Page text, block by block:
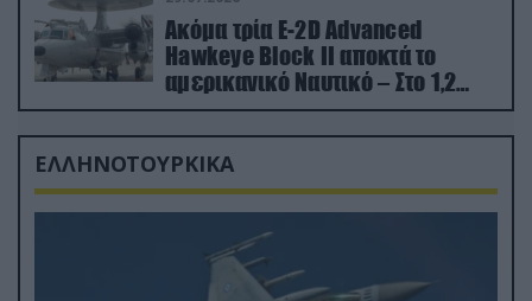
Ακόμα τρία E-2D Advanced
Hawkeye Block II αποκτά το
αμερικανικό Ναυτικό – Στο 1,2
δισ.δολάρια το κόστος
ΕΛΛΗΝΟΤΟΥΡΚΙΚΑ